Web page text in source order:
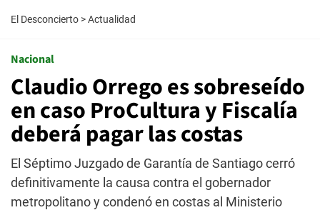
El Desconcierto >Actualidad
Nacional
Claudio Orrego es sobreseído
en caso ProCultura y Fiscalía
deberá pagar las costas
El Séptimo Juzgado de Garantía de Santiago cerró
definitivamente la causa contra el gobernador
metropolitano y condenó en costas al Ministerio